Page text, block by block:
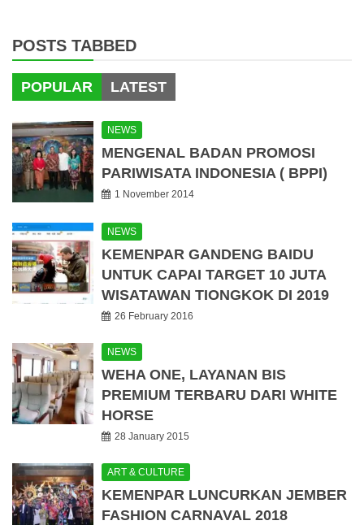
POSTS TABBED
POPULAR LATEST
NEWS
MENGENAL BADAN PROMOSI
PARIWISATA INDONESIA ( BPPI)
1 November 2014
NEWS
KEMENPAR GANDENG BAIDU
UNTUK CAPAI TARGET 10 JUTA
WISATAWAN TIONGKOK DI 2019
26 February 2016
NEWS
WEHA ONE, LAYANAN BIS
PREMIUM TERBARU DARI WHITE
HORSE
28 January 2015
ART & CULTURE
KEMENPAR LUNCURKAN JEMBER
FASHION CARNAVAL 2018